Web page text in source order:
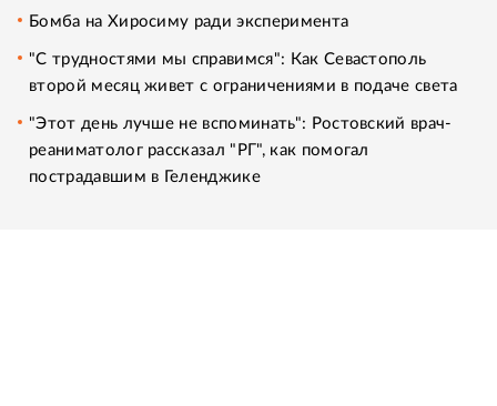
Бомба на Хиросиму ради эксперимента
"С трудностями мы справимся": Как Севастополь
второй месяц живет с ограничениями в подаче света
"Этот день лучше не вспоминать": Ростовский врач-
реаниматолог рассказал "РГ", как помогал
пострадавшим в Геленджике